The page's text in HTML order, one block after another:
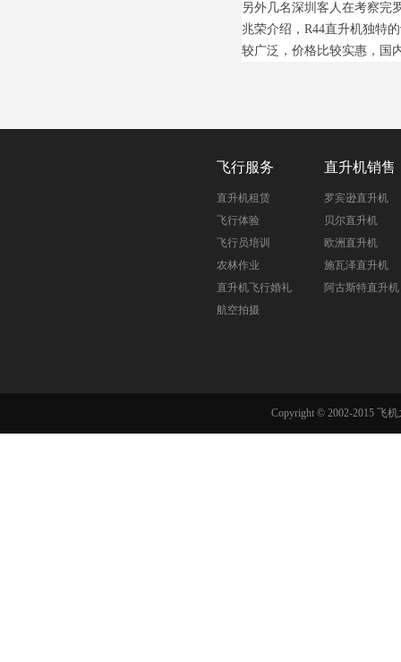
另外几名深圳客人在考察完
兆荣介绍，R44直升机独特
较广泛，价格比较实惠，国
飞行服务
直升机租赁
飞行体验
飞行员培训
农林作业
直升机飞行婚礼
航空拍摄
直升机销售
罗宾逊直升机
贝尔直升机
欧洲直升机
施瓦泽直升机
阿古斯特直升机
Copyright © 2002-2015 飞